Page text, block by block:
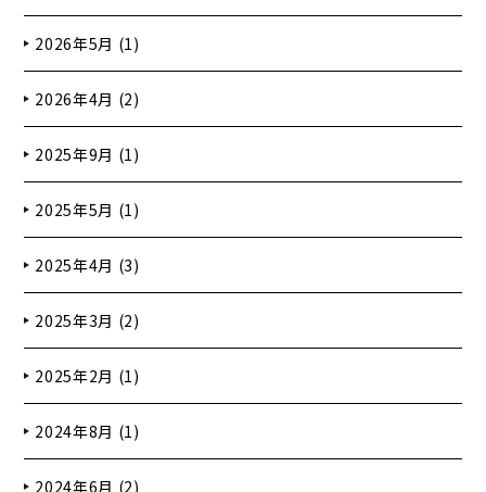
2026年5月 (1)
2026年4月 (2)
2025年9月 (1)
2025年5月 (1)
2025年4月 (3)
2025年3月 (2)
2025年2月 (1)
2024年8月 (1)
2024年6月 (2)